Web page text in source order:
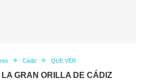
Cádiz QUE VER
GRAN ORILLA DE CÁDIZ